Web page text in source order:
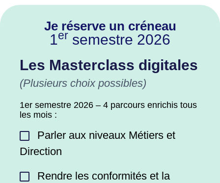
Je réserve un créneau
1er semestre 2026
Les Masterclass digitales
(Plusieurs choix possibles)
1er semestre 2026 – 4 parcours enrichis tous
les mois :
Parler aux niveaux Métiers et
Direction
Rendre les conformités et la